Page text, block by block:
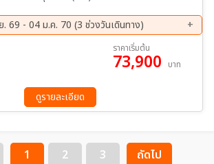
ฮร่า – OUTLET – เวียนนา (ออสเตรีย)– เข้าชม
ถนนคาร์ทเนอร์
69 - 04 ม.ค. 70 (3 ช่วงวันเดินทาง)
05 ธ.ค. 69 - 12 ธ.ค. 69
ราคาเริ่มต้น
73,900 บาท
ดูรายละเอียด
1 2 3 ถัดไป